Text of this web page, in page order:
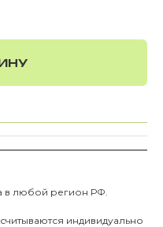
в любой регион РФ.
индивидуально